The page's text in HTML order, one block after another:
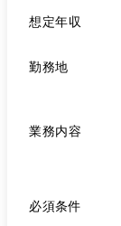
想定年収
勤務地
業務内容
必須条件